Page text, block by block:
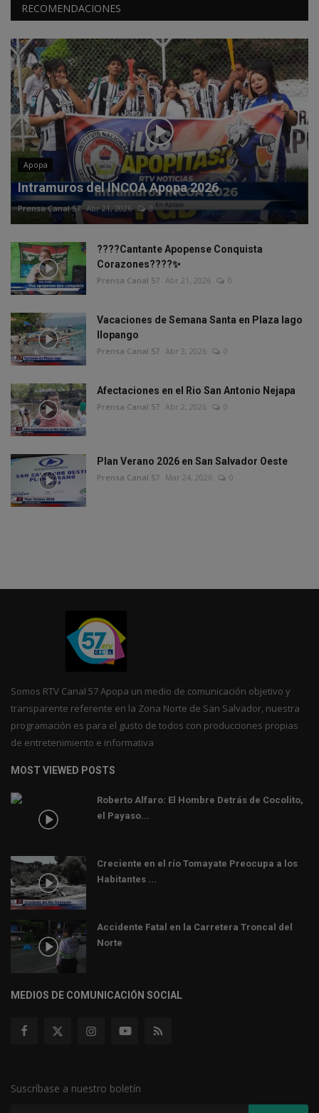
RECOMENDACIONES
Apopa
Intramuros del INCOA Apopa 2026
Prensa Canal 57 Abr 21, 2026 0
????Cantante Apopense Conquista
Corazones????✨
Prensa Canal 57 Abr 21, 2026 0
Vacaciones de Semana Santa en Plaza lago
Ilopango
Prensa Canal 57 Abr 3, 2026 0
Afectaciones en el Rio San Antonio Nejapa
Prensa Canal 57 Abr 2, 2026 0
Plan Verano 2026 en San Salvador Oeste
Prensa Canal 57 Mar 24, 2026 0
Somos RTV Canal 57 Apopa un medio de comunicación objetivo y
transparente referente en la Zona Norte de San Salvador, nuestra
programación es para el gusto de todos con producciones propias
de entretenimiento e informativa
MOST VIEWED POSTS
Roberto Alfaro: El Hombre Detrás de Cocolito,
el Payaso...
Creciente en el río Tomayate Preocupa a los
Habitantes ...
Accidente Fatal en la Carretera Troncal del
Norte
MEDIOS DE COMUNICACIÓN SOCIAL
Suscríbase a nuestro boletín